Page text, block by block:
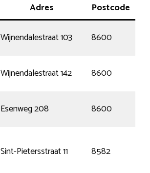
Adres Postcode
Wijnendalestraat 103 8600
Wijnendalestraat 142 8600
Esenweg 208 8600
Sint-Pietersstraat 11 8582